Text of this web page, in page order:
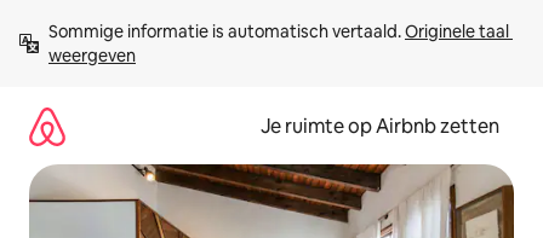
direct
naar
Sommige informatie is automatisch vertaald. Originele taal
weergeven
Je ruimte op Airbnb zetten